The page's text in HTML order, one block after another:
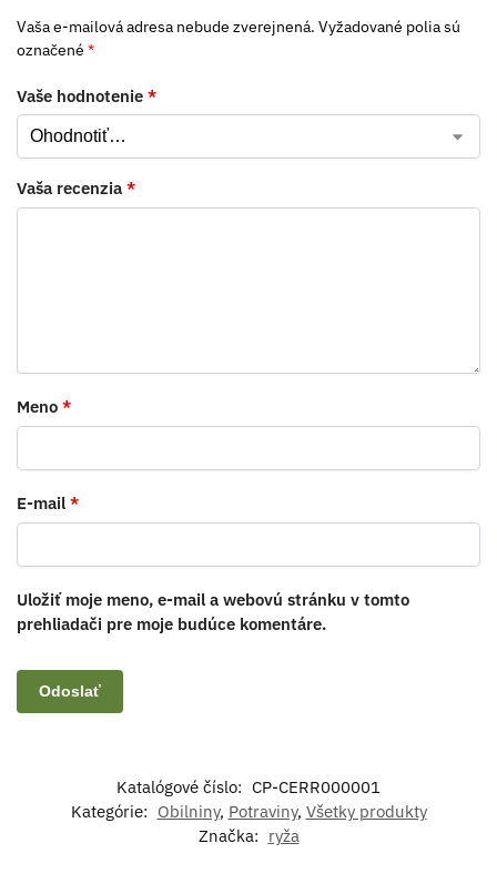
Vaša e-mailová adresa nebude zverejnená. Vyžadované polia sú
označené *
Vaše hodnotenie *
Vaša recenzia *
Meno *
E-mail *
Uložiť moje meno, e-mail a webovú stránku v tomto
prehliadači pre moje budúce komentáre.
Katalógové číslo: CP-CERR000001
Kategórie: Obilniny, Potraviny, Všetky produkty
Značka: ryža